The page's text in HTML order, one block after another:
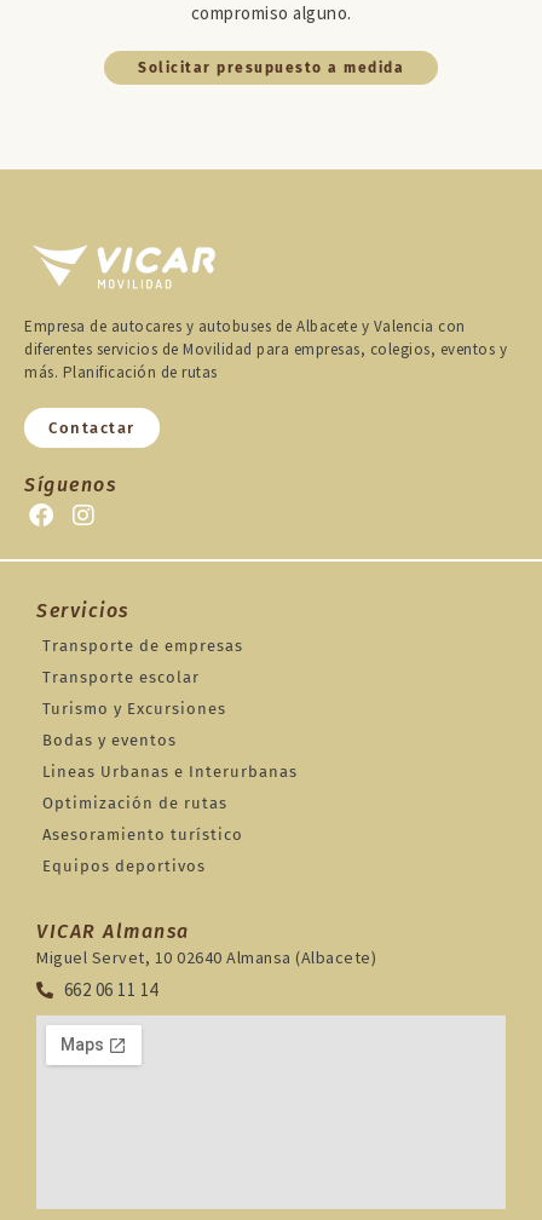
compromiso alguno.
Solicitar presupuesto a medida
Empresa de autocares y autobuses de Albacete y Valencia con
diferentes servicios de Movilidad para empresas, colegios, eventos y
más. Planificación de rutas
Contactar
Síguenos
Servicios
Transporte de empresas
Transporte escolar
Turismo y Excursiones
Bodas y eventos
Lineas Urbanas e Interurbanas
Optimización de rutas
Asesoramiento turístico
Equipos deportivos
VICAR Almansa
Miguel Servet, 10 02640 Almansa (Albacete)
662 06 11 14